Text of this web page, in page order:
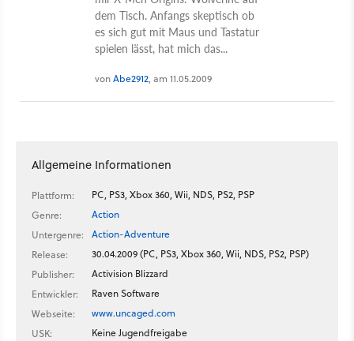
dem Tisch. Anfangs skeptisch ob
es sich gut mit Maus und Tastatur
spielen lässt, hat mich das...
vonAbe2912, am 11.05.2009
Allgemeine Informationen
Plattform:
PC, PS3, Xbox 360, Wii, NDS, PS2, PSP
Genre:
Action
Untergenre:
Action-Adventure
Release:
30.04.2009 (PC, PS3, Xbox 360, Wii, NDS, PS2, PSP)
Publisher:
Activision Blizzard
Entwickler:
Raven Software
Webseite:
www.uncaged.com
USK:
Keine Jugendfreigabe